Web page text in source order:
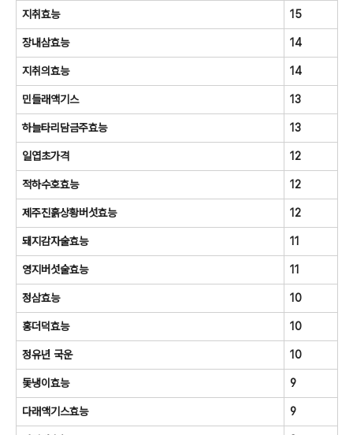
지취효능 15
장내삼효능 14
지취의효능 14
민들래액기스 13
하늘타리담금주효능 13
일엽초가격 12
적하수호효능 12
제주진흙상황버섯효능 12
돼지감자술효능 11
영지버섯술효능 11
정삼효능 10
홍더덕효능 10
정유년 국운 10
돛냉이효능 9
다래액기스효능 9